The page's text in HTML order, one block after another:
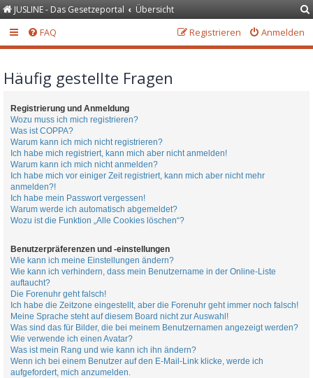
JUSLINE - Das Gesetzeportal Übersicht
FAQ Anmelden
Registrieren
Häufig gestellte Fragen
Registrierung und Anmeldung
Wozu muss ich mich registrieren?
Was ist COPPA?
Warum kann ich mich nicht registrieren?
Ich habe mich registriert, kann mich aber nicht anmelden!
Warum kann ich mich nicht anmelden?
Ich habe mich vor einiger Zeit registriert, kann mich aber nicht mehr
anmelden?!
Ich habe mein Passwort vergessen!
Warum werde ich automatisch abgemeldet?
Wozu ist die Funktion „Alle Cookies löschen“?
Benutzerpräferenzen und -einstellungen
Wie kann ich meine Einstellungen ändern?
Wie kann ich verhindern, dass mein Benutzername in der Online-Liste
auftaucht?
Die Forenuhr geht falsch!
Ich habe die Zeitzone eingestellt, aber die Forenuhr geht immer noch falsch!
Meine Sprache steht auf diesem Board nicht zur Auswahl!
Was sind das für Bilder, die bei meinem Benutzernamen angezeigt werden?
Wie verwende ich einen Avatar?
Was ist mein Rang und wie kann ich ihn ändern?
Wenn ich bei einem Benutzer auf den E-Mail-Link klicke, werde ich
aufgefordert, mich anzumelden.